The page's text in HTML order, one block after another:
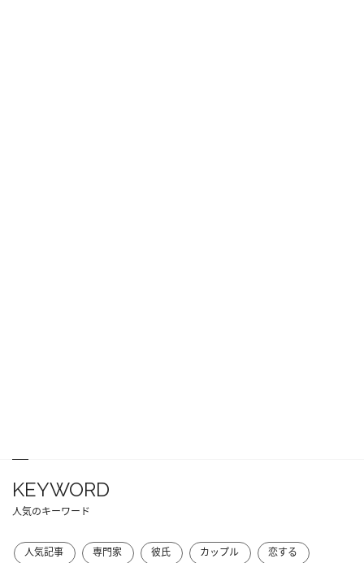
KEYWORD
人気のキーワード
人気記事 専門家 彼氏 カップル
恋する